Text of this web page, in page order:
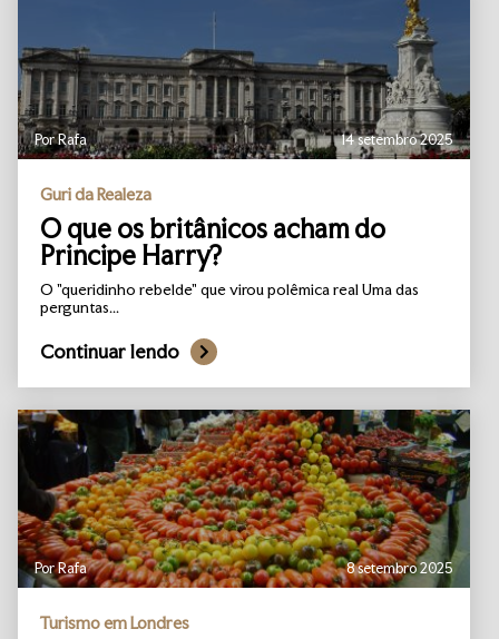
Por Rafa 14 setembro 2025
Guri da Realeza
O que os britânicos acham do
Principe Harry?
O "queridinho rebelde" que virou polêmica real Uma das
perguntas...
Continuar lendo
Por Rafa 8 setembro 2025
Turismo em Londres